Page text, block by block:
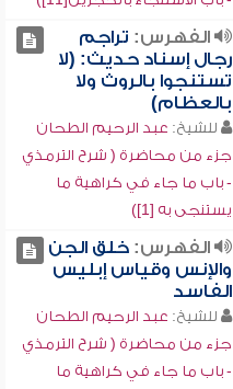
الفهرس: تراجم
رجال إسناد حديث: (لا
تستنجوا بالروث ولا
بالعظام)
للشيخ: عبد الرحيم الطحان
جزء من محاضرة ( شرح الترمذي
- باب ما جاء في كراهية ما
يستنجى به [1])
الفهرس:خلق الجن
والإنس وقياس إبليس
الفاسد
للشيخ: عبد الرحيم الطحان
جزء من محاضرة ( شرح الترمذي
- باب ما جاء في كراهية ما